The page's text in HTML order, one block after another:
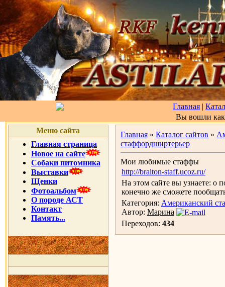
Главная |
Вы вошли
Меню сайта
Главная страница
Новое на сайте
Собаки питомника
Выставки
Щенки
Фотоальбом
О породе АСТ
Контакт
Память...
Главная » Каталог сайтов »
стаффордширтерьер
Мои любимые стаффы
http://braiton-staff.ucoz.ru/
На этом сайте вы узнаете: о
конечно же сможете
Категория: Американский
Автор: Марина
Переходов: 434